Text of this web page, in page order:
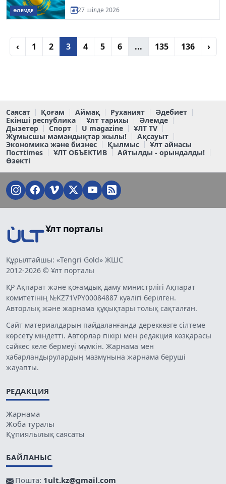
ӘЛЕМДЕ 27 шілде 2026
‹ 1 2 3 4 5 6 ... 135 136 ›
Саясат Қоғам Аймақ Руханият
Әдебиет
Екінші республика
Ұлт тарихы
Әлемде
Дызетер
Спорт U magazine
ҰЛТ TV
Жұмысшы мамандықтар жылы!
Ақсауыт
Экономика және бизнес
Қылмыс
Ұлт айнасы
Постtimes
ҰЛТ ОБЪЕКТИВ
Айтылды - орындалды!
Өзекті
Ұлт порталы
Құрылтайшы: «Tengri Gold» ЖШС
2012-2026 © Ұлт порталы
ҚР Ақпарат және қоғамдық даму министрлігі Ақпарат
комитетінің №KZ71VPY00084887 куәлігі берілген.
Авторлық және жарнама құқықтары толық сақталған.
Сайт материалдарын пайдаланғанда дереккөзге сілтеме
көрсету міндетті. Авторлар пікірі мен редакция көзқарасы
сәйкес келе бермеуі мүмкін. Жарнама мен
хабарландырулардың мазмұнына жарнама беруші
жауапты.
РЕДАКЦИЯ
Жарнама
Жоба туралы
Құпиялылық саясаты
БАЙЛАНЫС
Пошта: 1ult.kz@gmail.com